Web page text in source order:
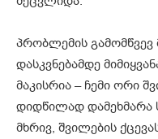
პრობლემის გამომწვევ
დასკვნებამდე
მაკისრია – ჩემი ორი
დიდწილად დამეხმარა
მხრივ, შვილების